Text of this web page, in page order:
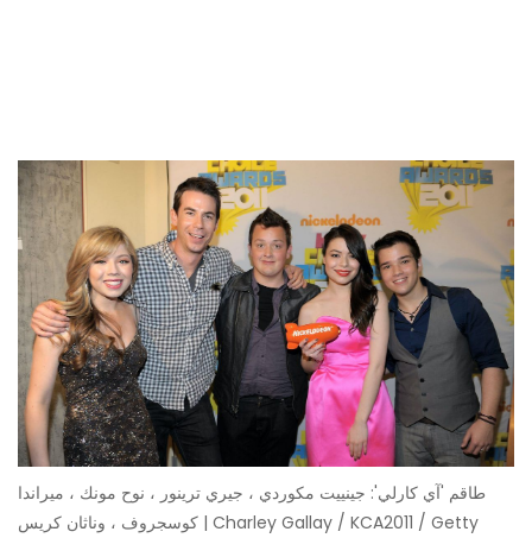
طاقم 'آي كارلي': جينييت مكوردي ، جيري ترينور ، نوح مونك ، ميراندا
كوسجروف ، وناثان كريس | Charley Gallay / KCA2011 / Getty